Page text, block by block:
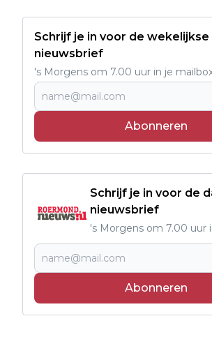
Schrijf je in voor de wekelijkse
nieuwsbrief
's Morgens om 7.00 uur in je
Abonneren
Schrijf je in voor de
nieuwsbrief
's Morgens om 7.00 uur
Abonneren